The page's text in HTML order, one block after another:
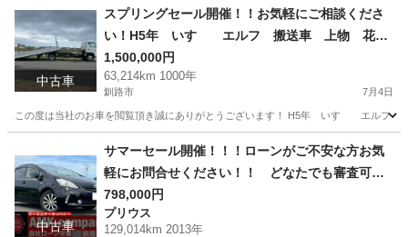
タイヤ、ホイール アイスガード
中古車
スプリングセール開催！！お気軽にご相談くださ
い！H5年 いすゞ エルフ 搬送車 上物 花見
台 積載2000㎏
1,500,000円
63,214km 1000年
釧路市 7月4日
この度は当社のお車を閲覧頂き誠にありがとうございます！ H5年 いす
その他 走行距離
中古車
サマーセール開催！！！ローンがご不安な方お気
軽にお問合せください！！ どなたでも審査可能
です！お気軽にご相談ください！！H25年 トヨ
タ プリウスα S
798,000円
プリウス
129,014km 2013年